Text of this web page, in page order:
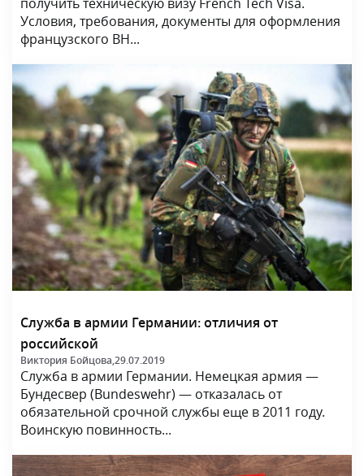
Условия, требования, документы для оформления
французского ВН...
Служба в армии Германии: отличия от
российской
Виктория Бойцова,29.07.2019
Служба в армии Германии. Немецкая армия —
Бундесвер (Bundeswehr) — отказалась от
обязательной срочной службы еще в 2011 году.
Воинскую повинность...